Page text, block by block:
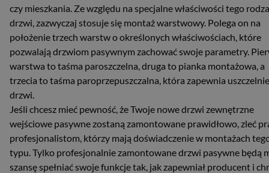
czy mieszkania. Ze względu na specjalne właściwości tego
drzwi, zazwyczaj stosuje się montaż warstwowy. Polega on na
położenie trzech warstw o określonych właściwościach, które
pozwalają drzwiom pasywnym zachować swoje parametry.
warstwa to taśma paroszczelna, druga to pianka montażowa, a
trzecia to taśma paroprzepuszczalna, która zapewnia
drzwi.
Jeśli chcesz mieć pewność, że Twoje nowe drzwi zewnętrzne
wejściowe pasywne zostaną zamontowane prawidłowo, zleć
profesjonalistom, którzy mają doświadczenie w montażach
typu. Tylko profesjonalnie zamontowane drzwi pasywne będą
szansę spełniać swoje funkcje tak, jak zapewniał producent i